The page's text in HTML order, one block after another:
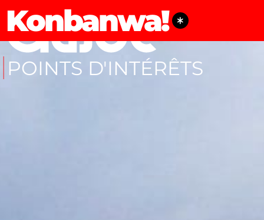
Konbanwa!
POINTS D'INTÉRÊTS